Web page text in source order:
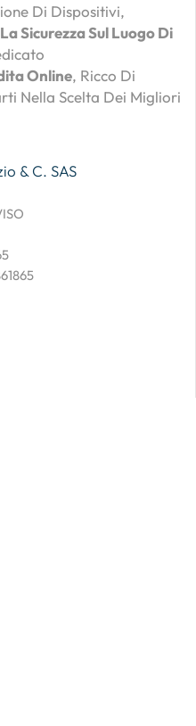
Di Dispositivi,
Sicurezza Sul Luogo Di
Online, Ricco Di
Nella Scelta Dei Migliori
& C. SAS